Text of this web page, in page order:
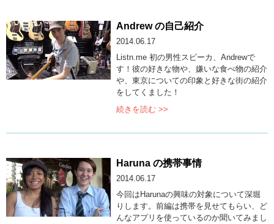
Andrew の自己紹介
2014.06.17
Listn.me 初の男性スピーカ、Andrewで
す！彼の好きな物や、嫌いな食べ物の紹介
や、東京についての印象と好きな街の紹介
をしてくました！
続きを読む >>
Haruna の携帯事情
2014.06.17
今回はHarunaの興味の対象について深堀
りします。前編は携帯を見せてもらい、ど
んなアプリを使っているのか聞いてみまし